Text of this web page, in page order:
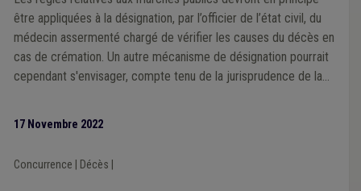
être appliquées à la désignation, par l’officier de l’état civil, du
médecin assermenté chargé de vérifier les causes du décès en
cas de crémation. Un autre mécanisme de désignation pourrait
cependant s'envisager, compte tenu de la jurisprudence de la
17 Novembre 2022
Concurrence Décès